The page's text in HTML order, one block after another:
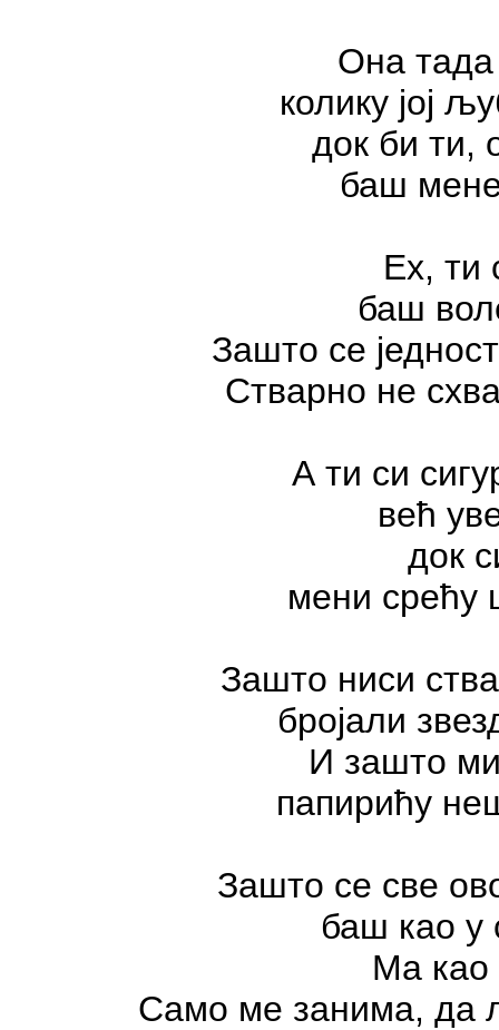
Она тада
колику јој
док би ти,
баш
Ех, ти
баш
Зашто се
Стварно не
А ти си
већ
док
мени срећу
Зашто ниси
бројали
И зашто
папирићу
Зашто се све
баш као у
Ма као
Само ме занима, да